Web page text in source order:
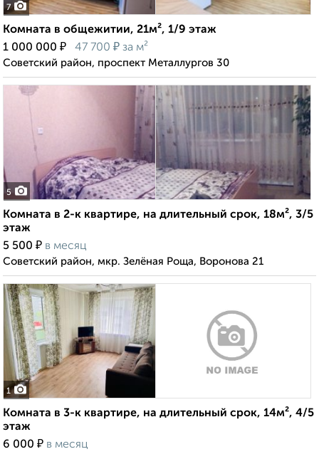
7
Комната в общежитии, 21м², 1/9 этаж
1 000 000 ₽ 47 700 ₽ за м²
Советский район, проспект Металлургов 30
5
Комната в 2-к квартире, на длительный срок, 18м², 3/5
этаж
5 500 ₽ в месяц
Советский район, мкр. Зелёная Роща, Воронова 21
1
Комната в 3-к квартире, на длительный срок, 14м², 4/5
этаж
6 000 ₽ в месяц